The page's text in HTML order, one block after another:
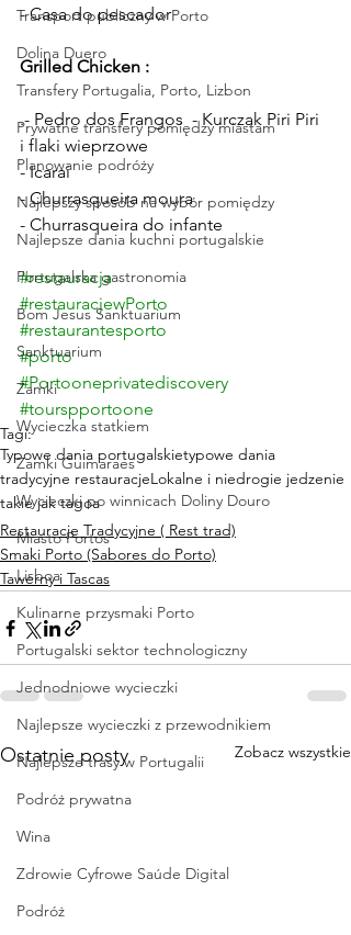
Transport publiczny w Porto
Dolina Duero
Transfery Portugalia, Porto, Lizbon
Prywatne transfery pomiędzy miastam
Planowanie podróży
Najlepszy sposób na wybór pomiędzy
Najlepsze dania kuchni portugalskie
Portugalska gastronomia
Bom Jesus Sanktuarium
Sanktuarium
Zamki
Wycieczka statkiem
Zamki Guimaraes
Wycieczki po winnicach Doliny Douro
Miasto Portos
Lisboa
Kulinarne przysmaki Porto
Portugalski sektor technologiczny
Jednodniowe wycieczki
Najlepsze wycieczki z przewodnikiem
Najlepsze trasy w Portugalii
Podróż prywatna
Wina
Zdrowie Cyfrowe Saúde Digital
Podróż
- Casa do pescador
Grilled Chicken :
.- Pedro dos Frangos  - Kurczak Piri Piri
i flaki wieprzowe
- Icaraí
- Churrasqueira moura
- Churrasqueira do infante
#restauracja
#restauracjewPorto
#restaurantesporto
#porto
#Portooneprivatediscovery
#tourspportoone
Tagi:
Typowe dania portugalskietypowe dania
tradycyjne restauracjeLokalne i niedrogie jedzenie
takie jak tagoa
Restauracje Tradycyjne ( Rest trad)
Smaki Porto (Sabores do Porto)
Tawerny i Tascas
Ostatnie posty Zobacz wszystkie